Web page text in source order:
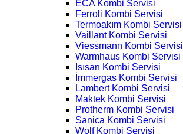
ECA Kombi Servisi
Ferroli Kombi Servisi
Termoakım Kombi Servisi
Vaillant Kombi Servisi
Viessmann Kombi Servisi
Warmhaus Kombi Servisi
Isısan Kombi Servisi
İmmergas Kombi Servisi
Lambert Kombi Servisi
Maktek Kombi Servisi
Protherm Kombi Servisi
Sanica Kombi Servisi
Wolf Kombi Servisi